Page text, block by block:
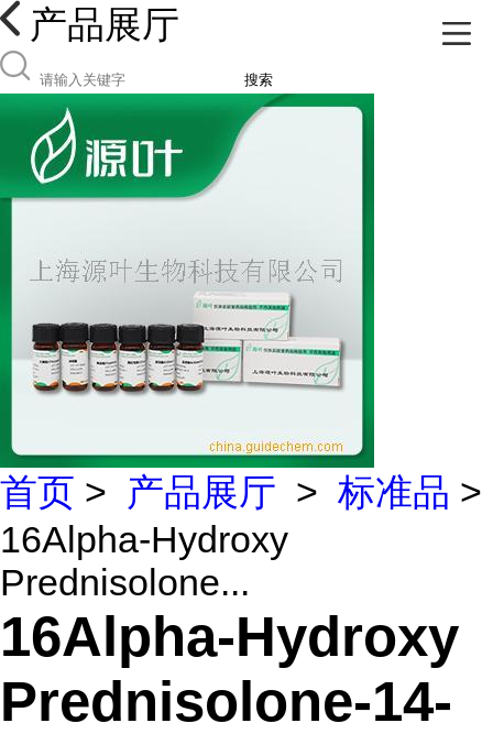
产品展厅
搜索
首页 > 产品展厅 > 标准品 >
16Alpha-Hydroxy
Prednisolone...
16Alpha-Hydroxy
Prednisolone-14-